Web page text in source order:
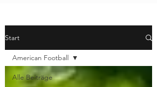
Start
Alle Beiträge
American Football